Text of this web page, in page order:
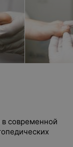
современной